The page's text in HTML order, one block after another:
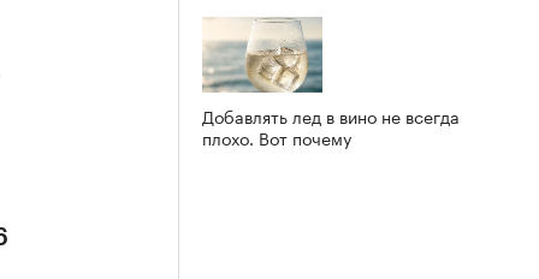
Добавлять лед в вино не всегда
плохо. Вот почему